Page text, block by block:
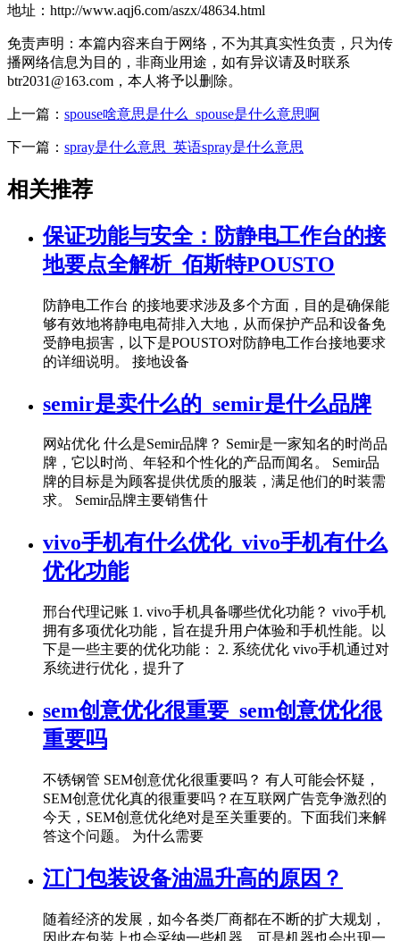
地址：http://www.aqj6.com/aszx/48634.html
免责声明：本篇内容来自于网络，不为其真实性负责，只为传
播网络信息为目的，非商业用途，如有异议请及时联系
btr2031@163.com，本人将予以删除。
上一篇： spouse啥意思是什么_spouse是什么意思啊
下一篇： spray是什么意思_英语spray是什么意思
相关推荐
保证功能与安全：防静电工作台的接
地要点全解析_佰斯特POUSTO
防静电工作台 的接地要求涉及多个方面，目的是确保能
够有效地将静电电荷排入大地，从而保护产品和设备免
受静电损害，以下是POUSTO对防静电工作台接地要求
的详细说明。 接地设备
semir是卖什么的_semir是什么品牌
网站优化 什么是Semir品牌？ Semir是一家知名的时尚品
牌，它以时尚、年轻和个性化的产品而闻名。 Semir品
牌的目标是为顾客提供优质的服装，满足他们的时装需
求。 Semir品牌主要销售什
vivo手机有什么优化_vivo手机有什么
优化功能
邢台代理记账 1. vivo手机具备哪些优化功能？ vivo手机
拥有多项优化功能，旨在提升用户体验和手机性能。以
下是一些主要的优化功能： 2. 系统优化 vivo手机通过对
系统进行优化，提升了
sem创意优化很重要_sem创意优化很
重要吗
不锈钢管 SEM创意优化很重要吗？ 有人可能会怀疑，
SEM创意优化真的很重要吗？在互联网广告竞争激烈的
今天，SEM创意优化绝对是至关重要的。下面我们来解
答这个问题。 为什么需要
江门包装设备油温升高的原因？
随着经济的发展，如今各类厂商都在不断的扩大规划，
因此在包装上也会采纳一些机器，可是机器也会出现一